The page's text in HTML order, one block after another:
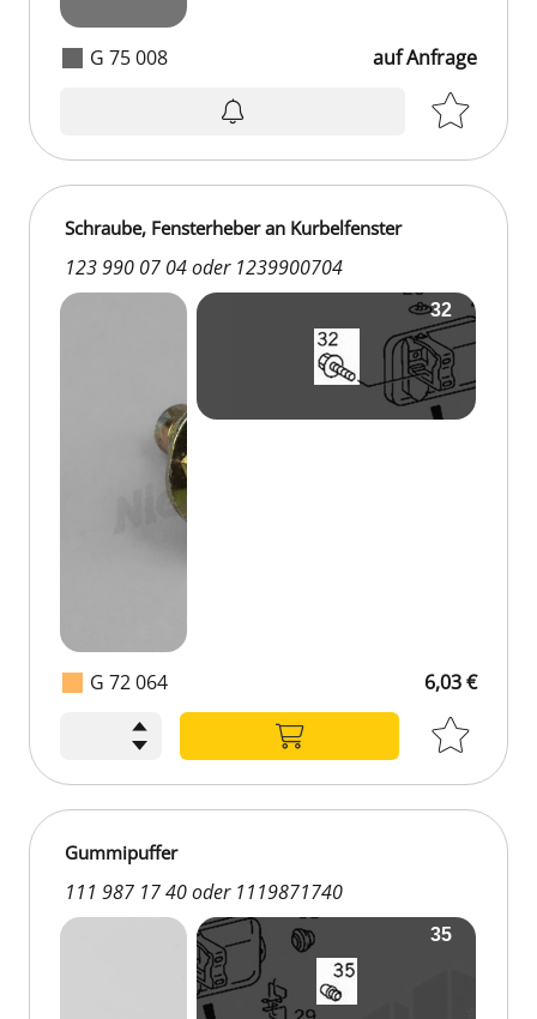
G 75 008 auf Anfrage
G 72 064
Schraube, Fensterheber an Kurbelfenster
123 990 07 04 oder 1239900704
6,03 €
Gummipuffer
111 987 17 40 oder 1119871740